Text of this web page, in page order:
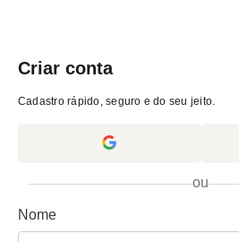
Criar conta
Cadastro rápido, seguro e do seu jeito.
ou
Nome